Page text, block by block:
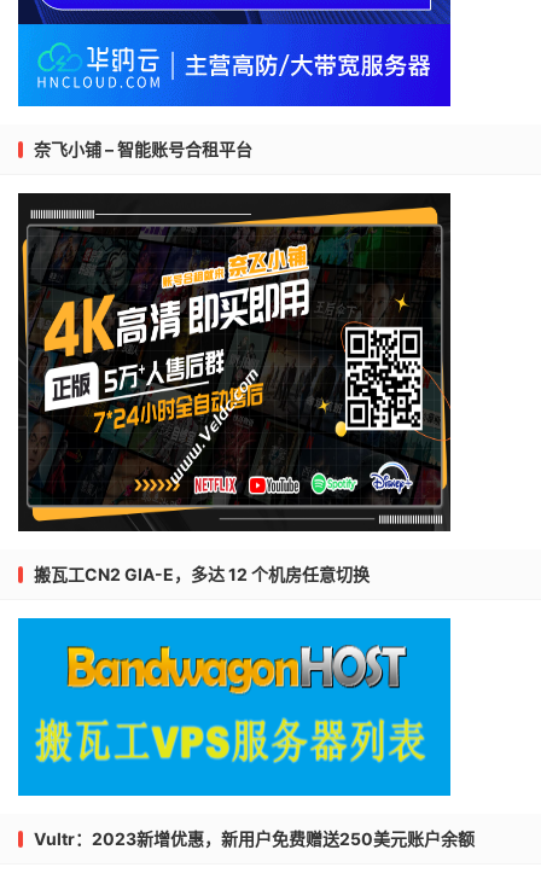
奈飞小铺 – 智能账号合租平台
搬瓦工CN2 GIA-E，多达 12 个机房任意切换
Vultr：2023新增优惠，新用户免费赠送250美元账户余额